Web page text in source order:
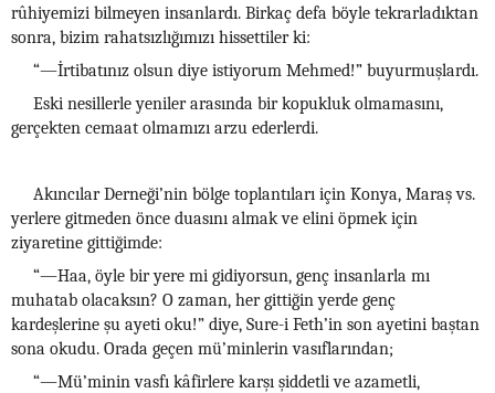
rûhiyemizi bilmeyen insanlardı. Birkaç defa böyle tekrarladıktan
sonra, bizim rahatsızlığımızı hissettiler ki:
“—İrtibatınız olsun diye istiyorum Mehmed!” buyurmuşlardı.
Eski nesillerle yeniler arasında bir kopukluk olmamasını,
gerçekten cemaat olmamızı arzu ederlerdi.
Akıncılar Derneği’nin bölge toplantıları için Konya, Maraş vs.
yerlere gitmeden önce duasını almak ve elini öpmek için
ziyaretine gittiğimde:
“—Haa, öyle bir yere mi gidiyorsun, genç insanlarla mı
muhatab olacaksın? O zaman, her gittiğin yerde genç
kardeşlerine şu ayeti oku!” diye, Sure-i Feth’in son ayetini baştan
sona okudu. Orada geçen mü’minlerin vasıflarından;
“—Mü’minin vasfı kâfirlere karşı şiddetli ve azametli,